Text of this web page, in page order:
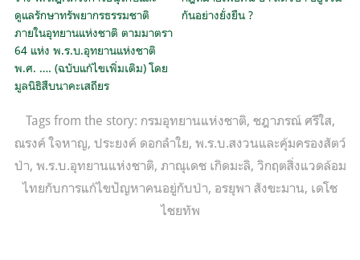
ดูแลรักษาทรัพยากรธรรมชาติ
ภายในอุทยานแห่งชาติ ตามมาตรา
64 แห่ง พ.ร.บ.อุทยานแห่งชาติ
พ.ศ. …. (ฉบับแก้ไขเพิ่มเติม) โดย
มูลนิธิสืบนาคะเสถียร
กันอย่างยั่งยืน ?
Tags from the story: กรมอุทยานแห่งชาติ, ชฎาภรณ์ ศรีใส,
ณรงค์ ใจหาญ, ประยงค์ ดอกลำใย, พ.ร.บ.สงวนและคุ้มครองสัตว์
ป่า, พ.ร.บ.อุทยานแห่งชาติ, ภาณุเดช เกิดมะลิ, วิกฤตสิ่งแวดล้อม
ไทยกับการแก้ไขปัญหาคนอยู่กับป่า, อรยุพา สังขะมาน, เดโช
ไชยทัพ